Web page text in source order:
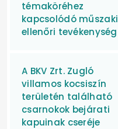
témaköréhez
kapcsolódó műszaki
ellenőri tevékenység
A BKV Zrt. Zugló
villamos kocsiszín
területén található
csarnokok bejárati
kapuinak cseréje